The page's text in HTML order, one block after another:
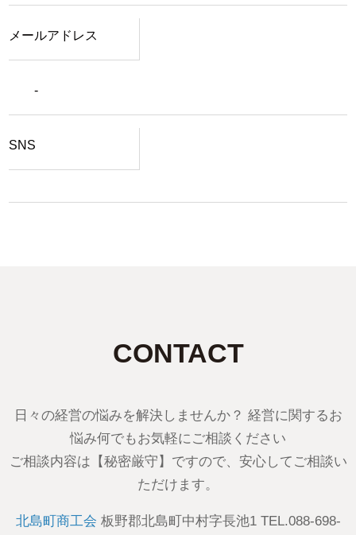
メールアドレス
-
SNS
CONTACT
日々の経営の悩みを解決しませんか？ 経営に関するお
悩み何でもお気軽にご相談ください
ご相談内容は【秘密厳守】ですので、安心してご相談い
ただけます。
北島町商工会 板野郡北島町中村字長池1 TEL.088-698-